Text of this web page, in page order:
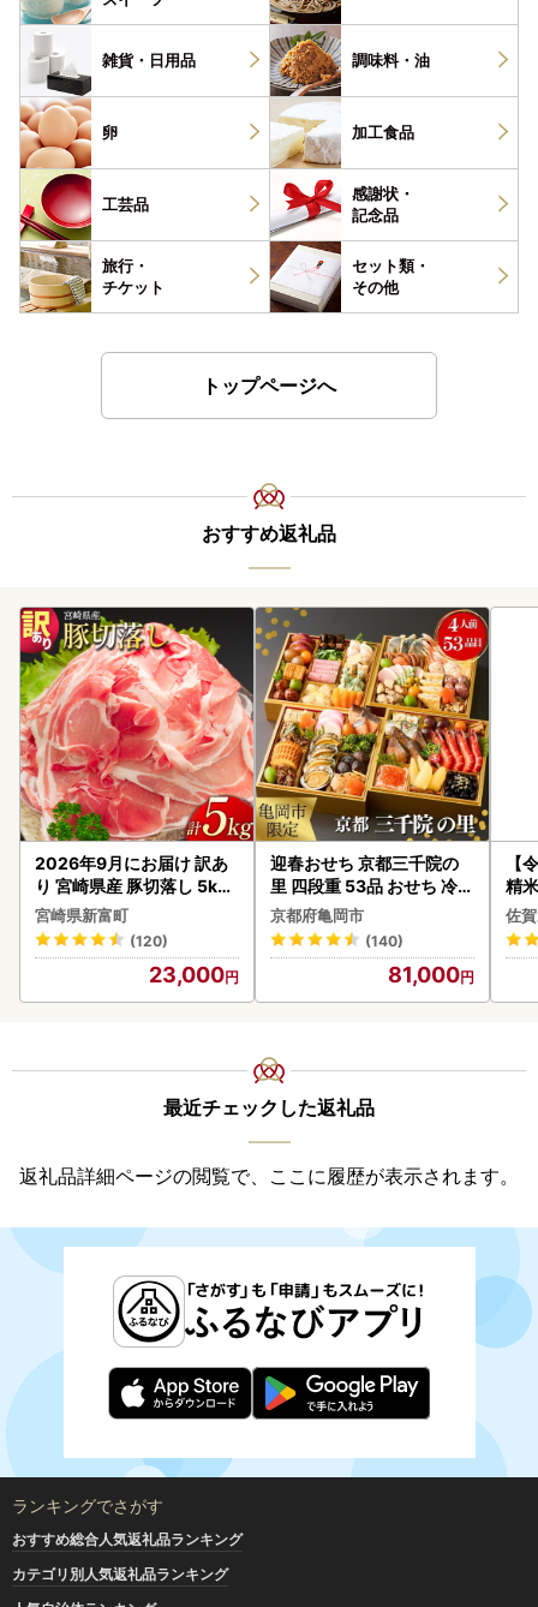
雑貨・ 日用品 調味料・ 油
卵 加工食品
工芸品
感謝状・
記念品
旅行・
チケット
セット類・
その他
トップページへ
おすすめ返礼品
2026年9月にお届け 訳あ
り 宮崎県産 豚切落し 5kg
C325-2506-2609
宮崎県新富町
(120)
23,000
迎春おせち 京都三千院の
里 四段重 53品 おせち 冷蔵
2027 先行予約
京都府亀岡市
(140)
81,000
【
精
佐
最近チェックした返礼品
返礼品詳細ページの閲覧で、ここに履歴が表示されます。
ランキングでさがす
おすすめ総合人気返礼品ランキング
カテゴリ別人気返礼品ランキング